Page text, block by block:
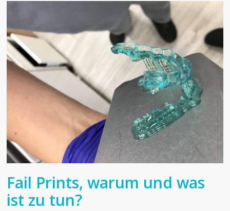
Fail Prints, warum und was
ist zu tun?